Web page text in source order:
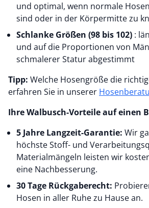
und optimal, wenn normale
sind oder in der Körpermitte zu
Schlanke Größen (98 bis 102) :
und auf die Proportionen von
schmalerer Statur abgestimmt
Tipp:
erfahren Sie in unserer
Ihre Walbusch-Vorteile auf einen
5 Jahre Langzeit-Garantie:
höchste Stoff- und
Materialmängeln leisten wir
eine Nachbesserung.
30 Tage Rückgaberecht:
Hosen in aller Ruhe zu Hause an.